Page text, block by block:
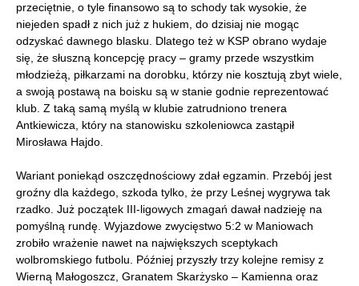
przeciętnie, o tyle finansowo są to schody tak wysokie, że
niejeden spadł z nich już z hukiem, do dzisiaj nie mogąc
odzyskać dawnego blasku. Dlatego też w KSP obrano wydaje
się, że słuszną koncepcję pracy – gramy przede wszystkim
młodzieżą, piłkarzami na dorobku, którzy nie kosztują zbyt wiele,
a swoją postawą na boisku są w stanie godnie reprezentować
klub. Z taką samą myślą w klubie zatrudniono trenera
Antkiewicza, który na stanowisku szkoleniowca zastąpił
Mirosława Hajdo.
Wariant poniekąd oszczędnościowy zdał egzamin. Przebój jest
groźny dla każdego, szkoda tylko, że przy Leśnej wygrywa tak
rzadko. Już początek III-ligowych zmagań dawał nadzieję na
pomyślną rundę. Wyjazdowe zwycięstwo 5:2 w Maniowach
zrobiło wrażenie nawet na największych sceptykach
wolbromskiego futbolu. Później przyszły trzy kolejne remisy z
Wierną Małogoszcz, Granatem Skarżysko – Kamienna oraz